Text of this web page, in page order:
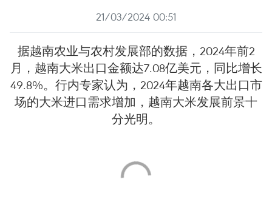
21/03/2024 00:51
据越南农业与农村发展部的数据，2024年前2
月，越南大米出口金额达7.08亿美元，同比增长
49.8%。行内专家认为，2024年越南各大出口市
场的大米进口需求增加，越南大米发展前景十
分光明。